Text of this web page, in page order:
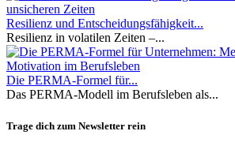
Resilienz und Entscheidungsfähigkeit...
Resilienz in volatilen Zeiten –...
Die PERMA-Formel für...
Das PERMA-Modell im Berufsleben als...
Trage dich zum Newsletter rein